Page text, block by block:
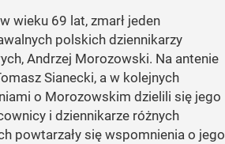
wieku 69 lat, zmarł jeden
polskich dziennikarzy
Andrzej Morozowski. Na antenie
Sianecki, a w kolejnych
o Morozowskim dzielili się jego
i dziennikarze różnych
powtarzały się wspomnienia o jego